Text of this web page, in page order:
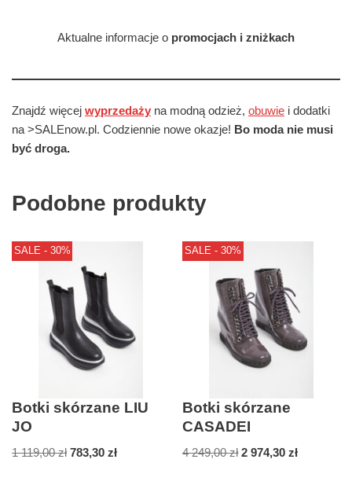
Aktualne informacje o promocjach i zniżkach
Znajdź więcej wyprzedaży na modną odzież, obuwie i dodatki
na >SALEnow.pl. Codziennie nowe okazje! Bo moda nie musi
być droga.
Podobne produkty
SALE - 30%
Botki skórzane LIU
JO
1 119,00zł 783,30 zł
SALE - 30%
Botki skórzane
CASADEI
4 249,00zł 2 974,30zł